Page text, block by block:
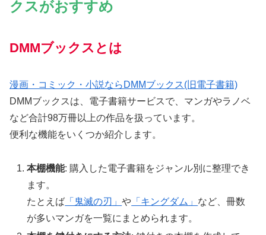
クスがおすすめ
DMMブックスとは
漫画・コミック・小説ならDMMブックス(旧電子書籍)
DMMブックスは、電子書籍サービスで、マンガやラノベ
など合計98万冊以上の作品を扱っています。
便利な機能をいくつか紹介します。
本棚機能: 購入した電子書籍をジャンル別に整理でき
ます。
たとえば 「鬼滅の刃」や 「キングダム」 など、冊数
が多いマンガを一覧にまとめられます。